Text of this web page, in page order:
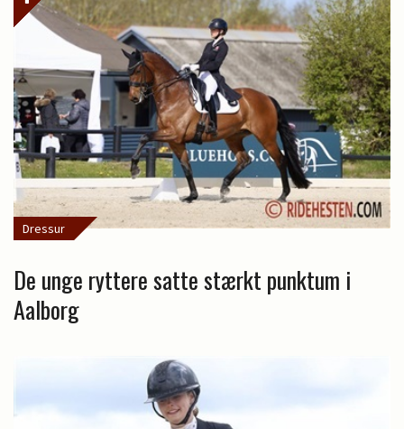
Dressur
De unge ryttere satte stærkt punktum i
Aalborg